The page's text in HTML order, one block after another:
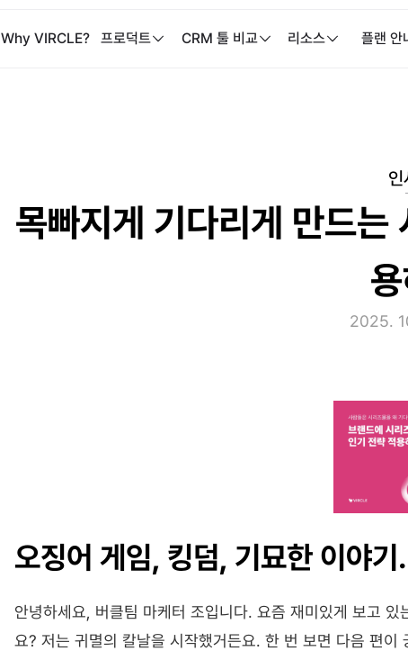
Why VIRCLE? 프로덕트 CRM 툴 비교 리소스 플랜 안
인
목빠지게 기다리게 만드는
용
2025.
오징어 게임, 킹덤, 기묘한 이야
안녕하세요, 버클팀 마케터 조입니다. 요즘 재미있게 보고
요? 저는 귀멸의 칼날을 시작했거든요. 한 번 보면 다음 편